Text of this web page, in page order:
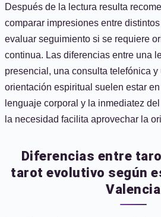
Después de la lectura resulta
comparar impresiones entre
evaluar seguimiento si se requiere
continua. Las diferencias entre una
presencial, una consulta telefónica
orientación espiritual suelen estar
lenguaje corporal y la inmediatez
la necesidad facilita aprovechar la
Diferencias entre
tarot evolutivo según
Valencia